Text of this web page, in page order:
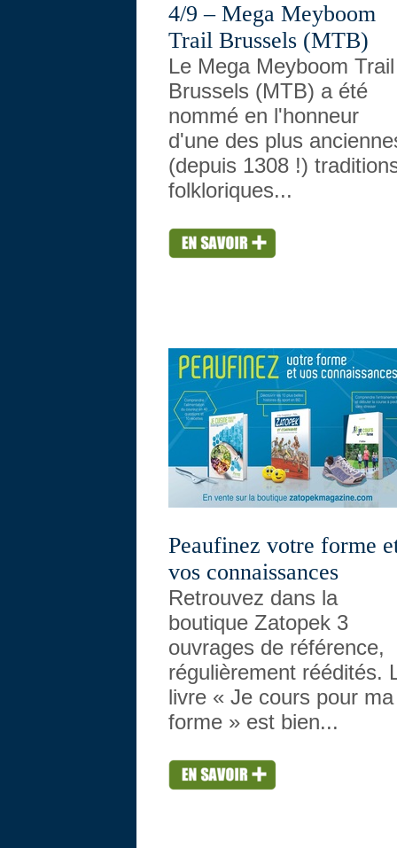
4/9 – Mega Meyboom
Trail Brussels (MTB)
Le Mega Meyboom
Brussels (MTB) a été
nommé en l'honneur
d'une des plus
(depuis 1308 !)
folkloriques...
Peaufinez votre forme
vos connaissances
Retrouvez dans la
boutique Zatopek 3
ouvrages de référence,
régulièrement réédités.
livre « Je cours pour ma
forme » est bien...